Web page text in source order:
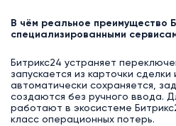
В чём реальное преимущество
специализированными
Битрикс24 устраняет
запускается из карточки
автоматически сохраняется,
создаются без ручного ввода.
работают в экосистеме
класс операционных потерь.